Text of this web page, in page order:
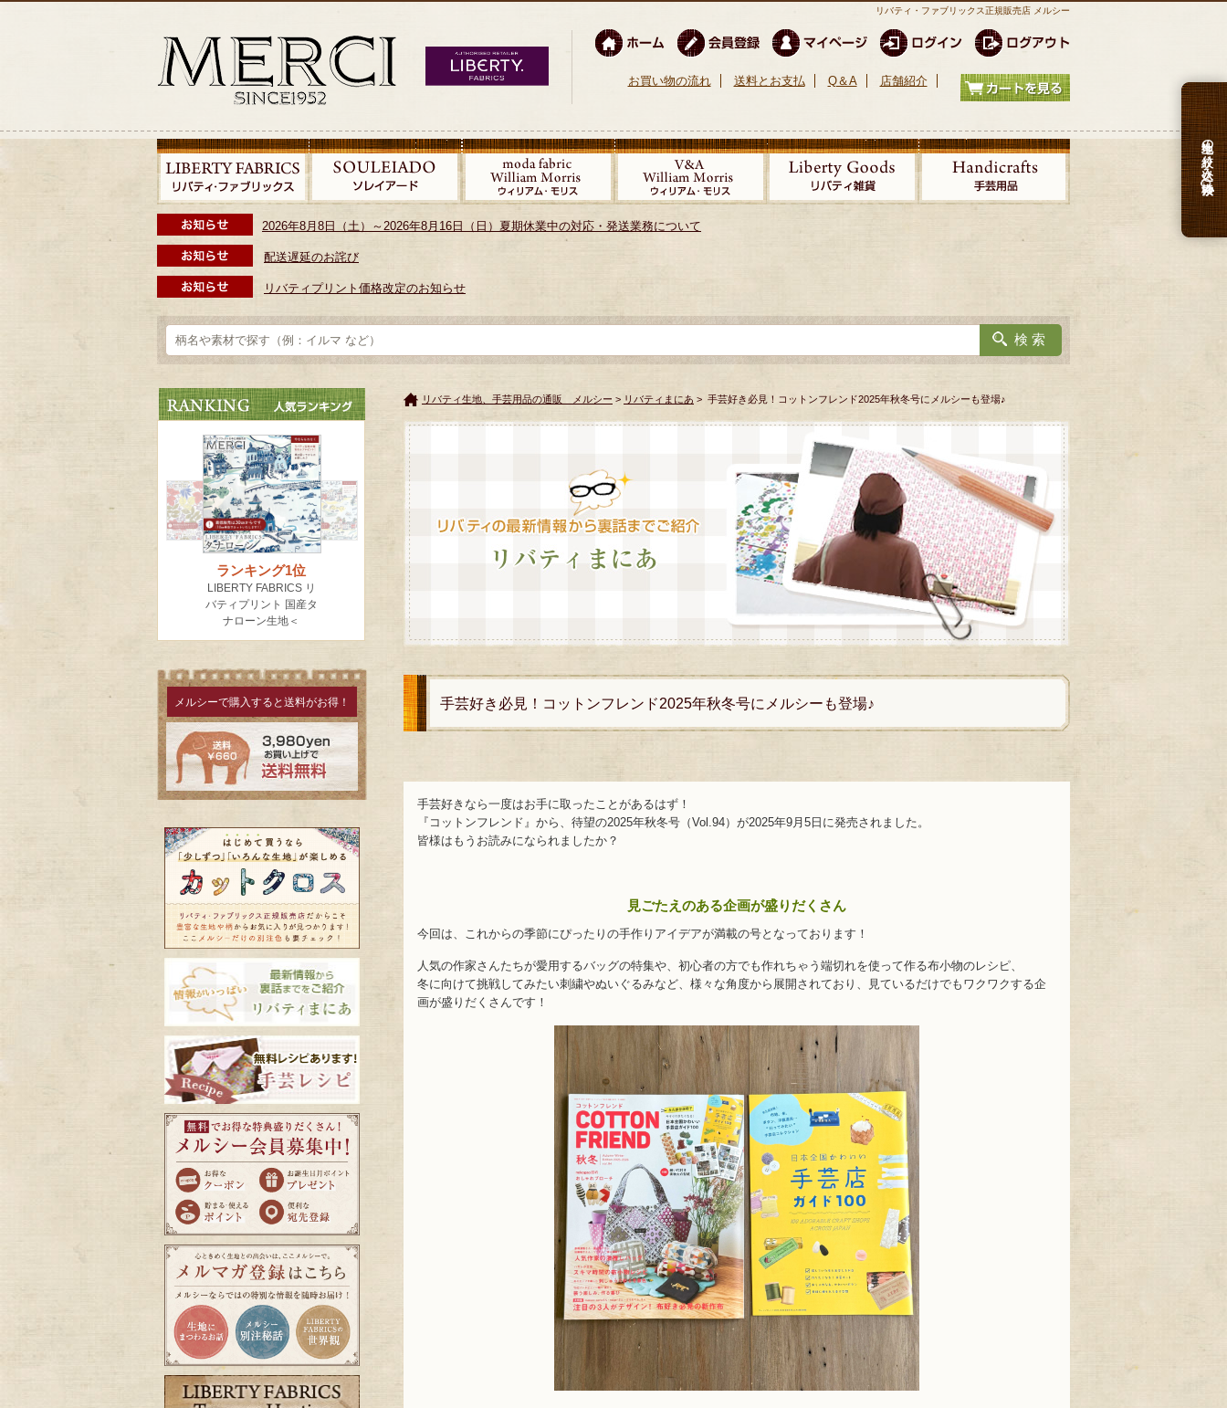
リバティ・ファブリックス正規販売店 メルシー
お買い物の流れ 送料とお支払 Q＆A 店舗紹介
2026年8月8日（土）～2026年8月16日（日）夏期休業中の対応・発送業務について
配送遅延のお詫び
リバティプリント価格改定のお知らせ
生地の絞り込み検索
メルシーで購入すると送料がお得！
リバティ生地、手芸用品の通販 メルシー > リバティまにあ > 手芸好き必見！コットンフレンド2025年秋冬号にメルシーも登場♪
手芸好き必見！コットンフレンド2025年秋冬号にメルシーも登場♪
手芸好きなら一度はお手に取ったことがあるはず！
『コットンフレンド』から、待望の2025年秋冬号（Vol.94）が2025年9月5日に発売されました。
皆様はもうお読みになられましたか？
見ごたえのある企画が盛りだくさん
今回は、これからの季節にぴったりの手作りアイデアが満載の号となっております！
人気の作家さんたちが愛用するバッグの特集や、初心者の方でも作れちゃう端切れを使って作る布小物のレシピ、
冬に向けて挑戦してみたい刺繍やぬいぐるみなど、様々な角度から展開されており、見ているだけでもワクワクする企
画が盛りだくさんです！